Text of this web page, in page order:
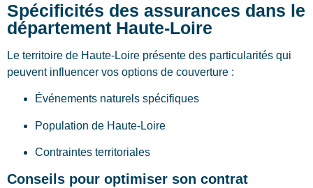
Spécificités des assurances dans le
département Haute-Loire
Le territoire de Haute-Loire présente des particularités qui
peuvent influencer vos options de couverture :
Événements naturels spécifiques
Population de Haute-Loire
Contraintes territoriales
Conseils pour optimiser son contrat